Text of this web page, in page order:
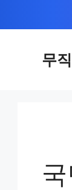
무